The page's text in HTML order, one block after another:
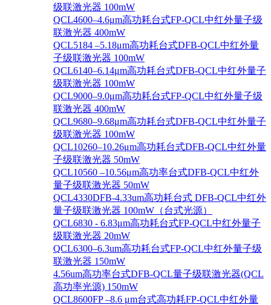
级联激光器 100mW
QCL4600–4.6μm高功耗台式FP-QCL中红外量子级
联激光器 400mW
QCL5184 –5.18μm高功耗台式DFB-QCL中红外量
子级联激光器 100mW
QCL6140–6.14μm高功耗台式DFB-QCL中红外量子
级联激光器 100mW
QCL9000–9.0μm高功耗台式FP-QCL中红外量子级
联激光器 400mW
QCL9680–9.68μm高功耗台式DFB-QCL中红外量子
级联激光器 100mW
QCL10260–10.26μm高功耗台式DFB-QCL中红外量
子级联激光器 50mW
QCL10560 –10.56μm高功率台式DFB-QCL中红外
量子级联激光器 50mW
QCL4330DFB-4.33um高功耗台式 DFB-QCL中红外
量子级联激光器 100mW（台式光源）
QCL6830 - 6.83μm高功耗台式FP-QCL中红外量子
级联激光器 20mW
QCL6300–6.3um高功耗台式FP-QCL中红外量子级
联激光器 150mW
4.56um高功率台式DFB-QCL量子级联激光器(QCL
高功率光源) 150mW
QCL8600FP –8.6 μm台式高功耗FP-QCL中红外量